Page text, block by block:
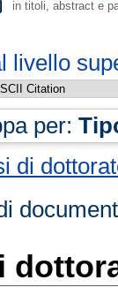
in titoli, abstract e
livello
per:
di